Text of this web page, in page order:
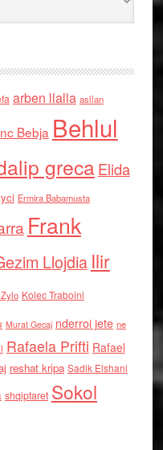
arben llalla asllan
Bebja Behlul
grecaElida
Ermira Babamusta
Frank
Llojdia Ilir
Kolec Traboini
Murat Gecaj nderroi jete ne
Rafaela Prifti Rafael
reshat kripa Sadik Elshani
shqiptaret Sokol